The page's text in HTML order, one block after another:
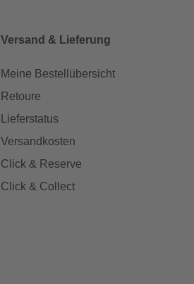
Versand & Lieferung
Meine Bestellübersicht
Retoure
Lieferstatus
Versandkosten
Click & Reserve
Click & Collect